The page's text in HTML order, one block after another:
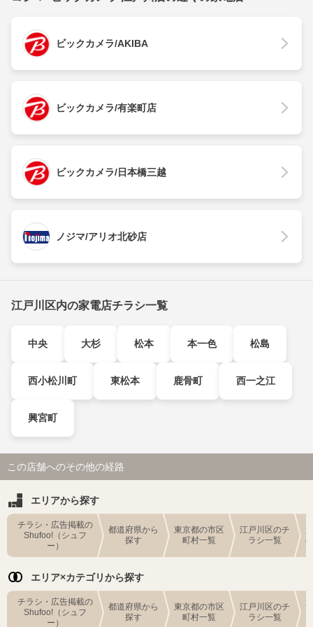
ビックカメラ/AKIBA
ビックカメラ/有楽町店
ビックカメラ/日本橋三越
ノジマ/アリオ北砂店
江戸川区内の家電店チラシ一覧
中央 大杉 松本 本一色 松島
西小松川町 東松本 鹿骨町 西一之江
興宮町
この店舗へのその他の経路
エリアから探す
チラシ・広告掲載の
Shufoo!（シュフ
ー）
都道府県から
探す
東京都の市区
町村一覧
江戸川区のチ
ラシ一覧
エリア×カテゴリから探す
チラシ・広告掲載の
Shufoo!（シュフ
ー）
都道府県から
探す
東京都の市区
町村一覧
江戸川区のチ
ラシ一覧